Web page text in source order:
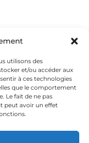
utilisons des
et/ou accéder aux
à ces technologies
que le comportement
Le fait de ne pas
peut avoir un effet